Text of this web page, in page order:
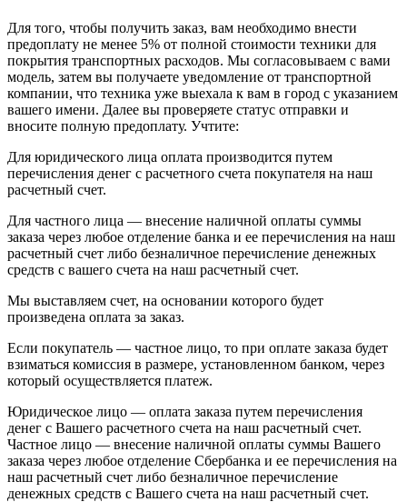
Для того, чтобы получить заказ, вам необходимо внести
предоплату не менее 5% от полной стоимости техники для
покрытия транспортных расходов. Мы согласовываем с вами
модель, затем вы получаете уведомление от транспортной
компании, что техника уже выехала к вам в город с указанием
вашего имени. Далее вы проверяете статус отправки и
вносите полную предоплату. Учтите:
Для юридического лица оплата производится путем
перечисления денег с расчетного счета покупателя на наш
расчетный счет.
Для частного лица — внесение наличной оплаты суммы
заказа через любое отделение банка и ее перечисления на наш
расчетный счет либо безналичное перечисление денежных
средств с вашего счета на наш расчетный счет.
Мы выставляем счет, на основании которого будет
произведена оплата за заказ.
Если покупатель — частное лицо, то при оплате заказа будет
взиматься комиссия в размере, установленном банком, через
который осуществляется платеж.
Юридическое лицо — оплата заказа путем перечисления
денег с Вашего расчетного счета на наш расчетный счет.
Частное лицо — внесение наличной оплаты суммы Вашего
заказа через любое отделение Сбербанка и ее перечисления на
наш расчетный счет либо безналичное перечисление
денежных средств с Вашего счета на наш расчетный счет.